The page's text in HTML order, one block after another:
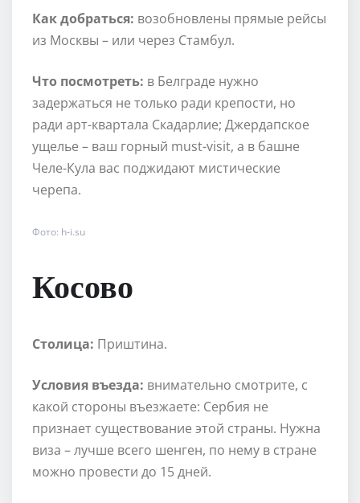
Как добраться: возобновлены прямые рейсы
из Москвы – или через Стамбул.
Что посмотреть: в Белграде нужно
задержаться не только ради крепости, но
ради арт-квартала Скадарлие; Джердапское
ущелье – ваш горный must-visit, а в башне
Челе-Кула вас поджидают мистические
черепа.
Фото: h-i.su
Косово
Столица: Приштина.
Условия въезда: внимательно смотрите, с
какой стороны въезжаете: Сербия не
признает существование этой страны. Нужна
виза – лучше всего шенген, по нему в стране
можно провести до 15 дней.